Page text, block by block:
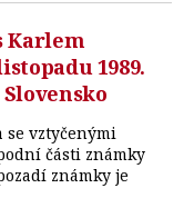
Karlem
1989.
se vztyčenými
části známky
známky je